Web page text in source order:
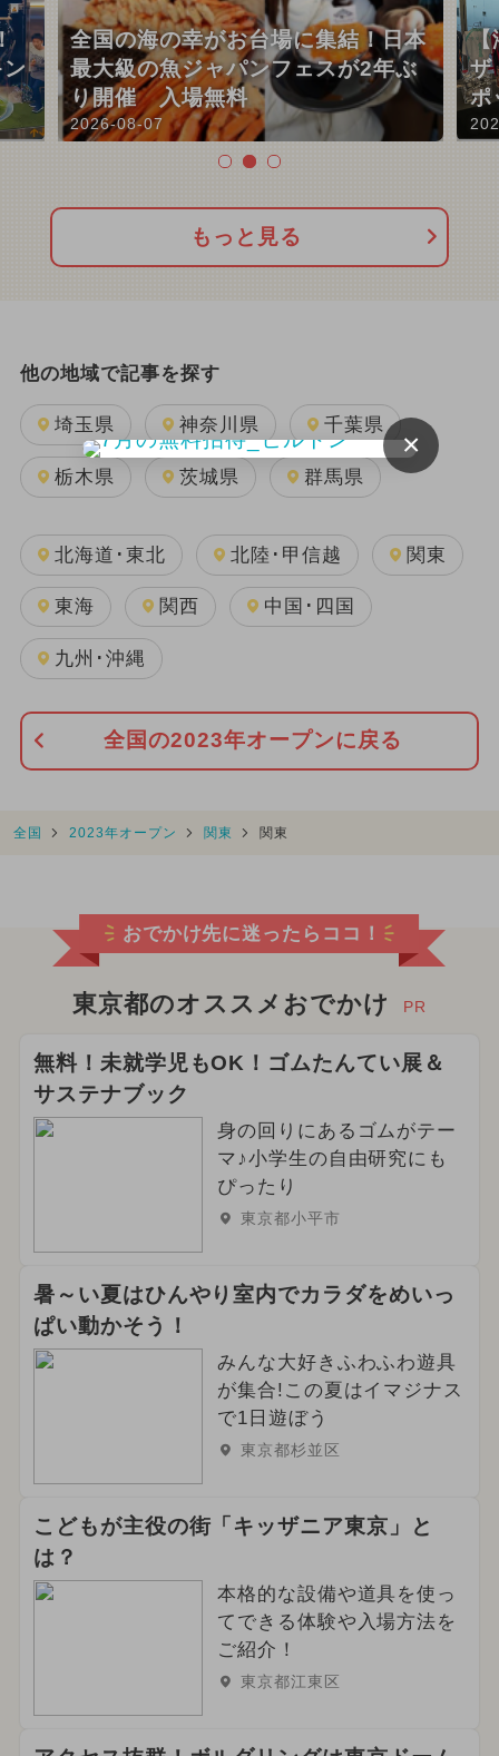
ン
全国の海の幸がお台場に集結！日本
最大級の魚ジャパンフェスが2年ぶ
り開催 入場無料
2026-08-07
【
ザ
ポ
もっと見る
他の地域で記事を探す
埼玉県 神奈川県 千葉県
栃木県 茨城県 群馬県
北海道･東北 北陸･甲信越 関東
東海 関西 中国･四国
九州･沖縄
全国の2023年オープンに戻る
全国 2023年オープン 関東 関東
おでかけ先に迷ったらココ！
東京都のオススメおでかけ PR
無料！未就学児もOK！ゴムたんてい展＆
サステナブック
身の回りにあるゴムがテー
マ♪小学生の自由研究にも
ぴったり
東京都小平市
暑～い夏はひんやり室内でカラダをめいっ
ぱい動かそう！
みんな大好きふわふわ遊具
が集合!この夏はイマジナス
で1日遊ぼう
東京都杉並区
こどもが主役の街「キッザニア東京」と
は？
本格的な設備や道具を使っ
てできる体験や入場方法を
ご紹介！
東京都江東区
×